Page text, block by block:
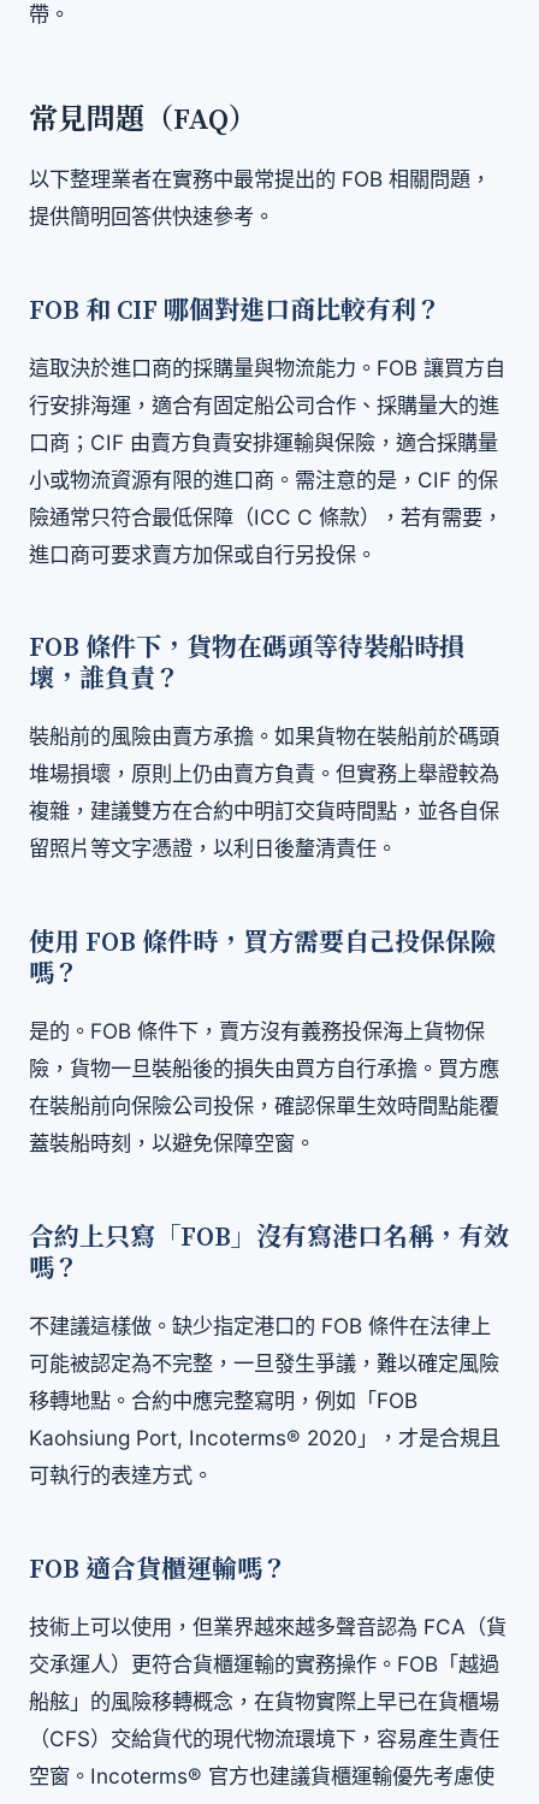
帶。
常見問題（FAQ）
以下整理業者在實務中最常提出的 FOB 相關問題，
提供簡明回答供快速參考。
FOB 和 CIF 哪個對進口商比較有利？
這取決於進口商的採購量與物流能力。FOB 讓買方自
行安排海運，適合有固定船公司合作、採購量大的進
口商；CIF 由賣方負責安排運輸與保險，適合採購量
小或物流資源有限的進口商。需注意的是，CIF 的保
險通常只符合最低保障（ICC C 條款），若有需要，
進口商可要求賣方加保或自行另投保。
FOB 條件下，貨物在碼頭等待裝船時損
壞，誰負責？
裝船前的風險由賣方承擔。如果貨物在裝船前於碼頭
堆場損壞，原則上仍由賣方負責。但實務上舉證較為
複雜，建議雙方在合約中明訂交貨時間點，並各自保
留照片等文字憑證，以利日後釐清責任。
使用 FOB 條件時，買方需要自己投保保險
嗎？
是的。FOB 條件下，賣方沒有義務投保海上貨物保
險，貨物一旦裝船後的損失由買方自行承擔。買方應
在裝船前向保險公司投保，確認保單生效時間點能覆
蓋裝船時刻，以避免保障空窗。
合約上只寫「FOB」沒有寫港口名稱，有效
嗎？
不建議這樣做。缺少指定港口的 FOB 條件在法律上
可能被認定為不完整，一旦發生爭議，難以確定風險
移轉地點。合約中應完整寫明，例如「FOB
Kaohsiung Port, Incoterms® 2020」，才是合規且
可執行的表達方式。
FOB 適合貨櫃運輸嗎？
技術上可以使用，但業界越來越多聲音認為 FCA（貨
交承運人）更符合貨櫃運輸的實務操作。FOB「越過
船舷」的風險移轉概念，在貨物實際上早已在貨櫃場
（CFS）交給貨代的現代物流環境下，容易產生責任
空窗。Incoterms® 官方也建議貨櫃運輸優先考慮使